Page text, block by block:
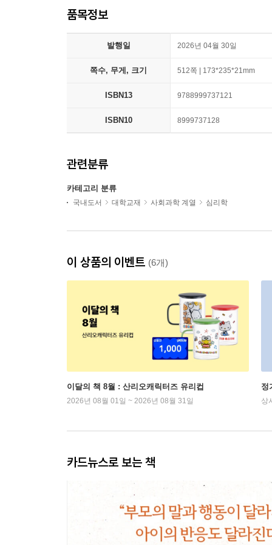
품목정보
발행일 2026년 04월 30일
쪽수, 무게, 크기 512쪽 | 173*235*21mm
ISBN13 9788999737121
ISBN10 8999737128
관련분류
카테고리 분류
국내도서 대학교재 사회과학 계열 심리학
이 상품의 이벤트 (6개)
이달의 책 8월 : 산리오캐릭터즈 유리컵
2026년 08월 01일 ~ 2026년 08월 31일
정
상
카드뉴스로 보는 책